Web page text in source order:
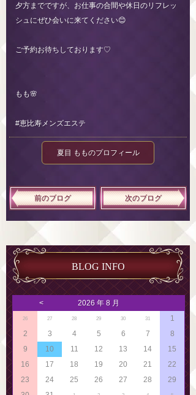
夕方までですが、お仕事の合間や休日のリフレッ
シュにぜひ会いに来てください😊
ご予約お待ちしております♡
もも🌸
#恵比寿メンズエステ
夏目 もものプロフィール
前のブログ 次のブログ
BLOG INFO
< 2026 年 8 月
26 27 28 29 30 31
1
2
3 4 5 6 7
8
9
10 11 12 13 14
15
16
17 18 19 20 21
22
23
24 25 26 27 28
29